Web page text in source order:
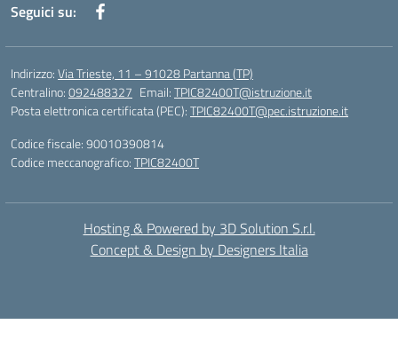
Seguici su:
Indirizzo:Via Trieste, 11 – 91028 Partanna (TP)
Centralino:092488327 Email:TPIC82400T@istruzione.it
Posta elettronica certificata (PEC):TPIC82400T@pec.istruzione.it
Codice fiscale: 90010390814
Codice meccanografico:TPIC82400T
Hosting & Powered by 3D Solution S.r.l.
Concept & Design by Designers Italia